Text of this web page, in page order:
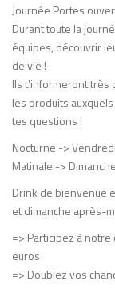
Journée Portes
Durant toute la
équipes, découvrir
de vie !
Ils t’informeront
les produits
tes questions !
Nocturne ->
Matinale ->
Drink de bienvenue
et dimanche après-
=> Participez à
euros
=> Doublez vos